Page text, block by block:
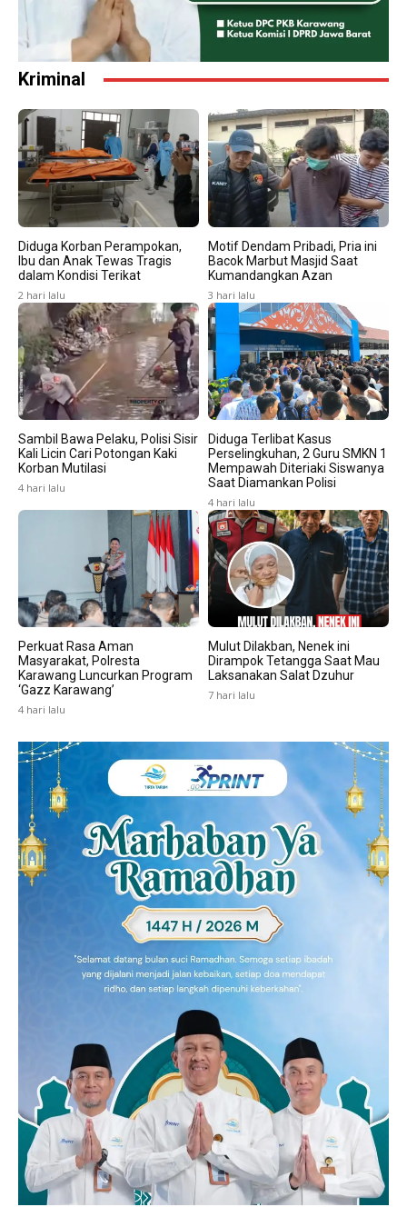
Kriminal
Diduga Korban Perampokan,
Ibu dan Anak Tewas Tragis
dalam Kondisi Terikat
2 hari lalu
Motif Dendam Pribadi, Pria ini
Bacok Marbut Masjid Saat
Kumandangkan Azan
3 hari lalu
Sambil Bawa Pelaku, Polisi Sisir
Kali Licin Cari Potongan Kaki
Korban Mutilasi
4 hari lalu
Diduga Terlibat Kasus
Perselingkuhan, 2 Guru SMKN 1
Mempawah Diteriaki Siswanya
Saat Diamankan Polisi
4 hari lalu
Perkuat Rasa Aman
Masyarakat, Polresta
Karawang Luncurkan Program
‘Gazz Karawang’
4 hari lalu
Mulut Dilakban, Nenek ini
Dirampok Tetangga Saat Mau
Laksanakan Salat Dzuhur
7 hari lalu